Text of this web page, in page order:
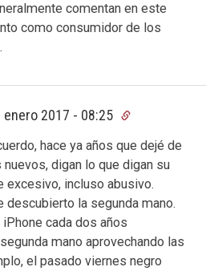
comentan en este
como consumidor de los
enero 2017 - 08:25
hace ya años que dejé de
digan lo que digan su
excesivo, incluso abusivo.
descubierto la segunda mano.
cada dos años
mano aprovechando las
el pasado viernes negro